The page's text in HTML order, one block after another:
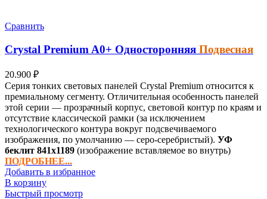
Сравнить
Crystal Premium A0+ Односторонняя Подвесная
20.900 ₽
Серия тонких световых панелей Crystal Premium относится к
премиальному сегменту. Отличительная особенность панелей
этой серии — прозрачный корпус, световой контур по краям и
отсутствие классической рамки (за исключением
технологического контура вокруг подсвечиваемого
изображения, по умолчанию — серо-серебристый). УФ
беклит 841х1189 (изображение вставляемое во внутрь)
ПОДРОБНЕЕ...
Добавить в избранное
В корзину
Быстрый просмотр